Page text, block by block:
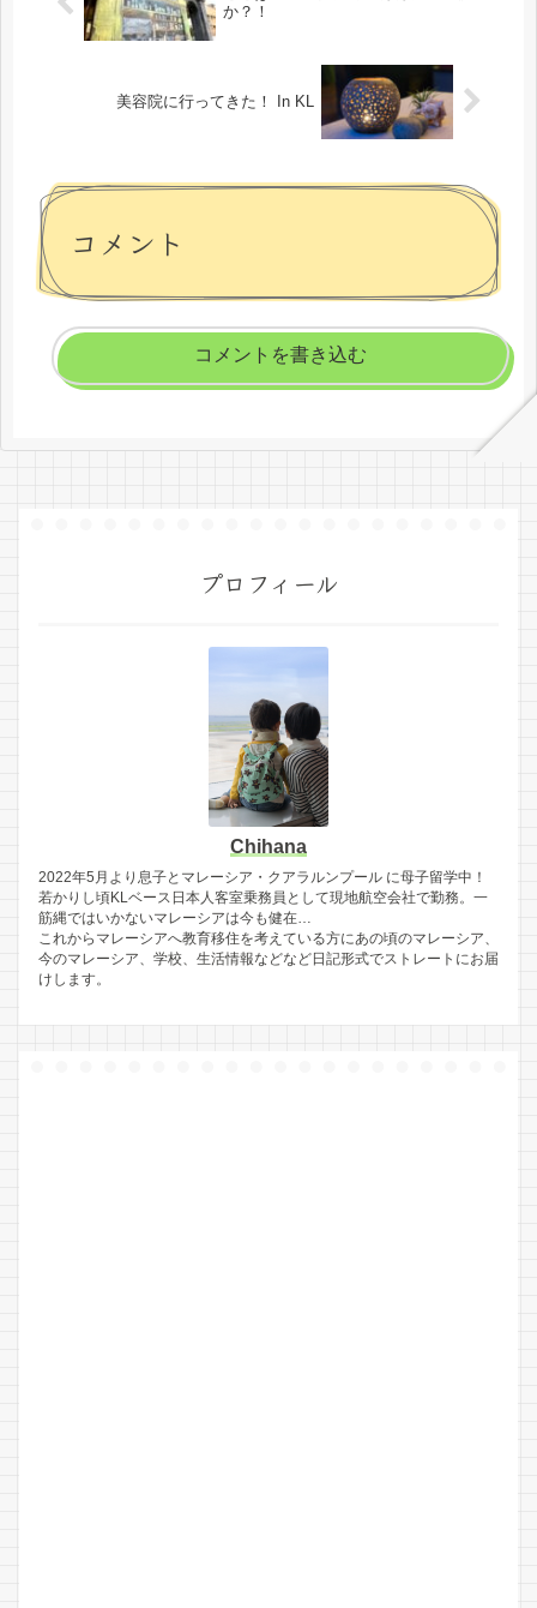
か？！
美容院に行ってきた！ In KL
コメント
コメントを書き込む
プロフィール
Chihana
2022年5月より息子とマレーシア・クアラルンプール に母子留学中！
若かりし頃KLベース日本人客室乗務員として現地航空会社で勤務。一
筋縄ではいかないマレーシアは今も健在…
これからマレーシアへ教育移住を考えている方にあの頃のマレーシア、
今のマレーシア、学校、生活情報などなど日記形式でストレートにお届
けします。